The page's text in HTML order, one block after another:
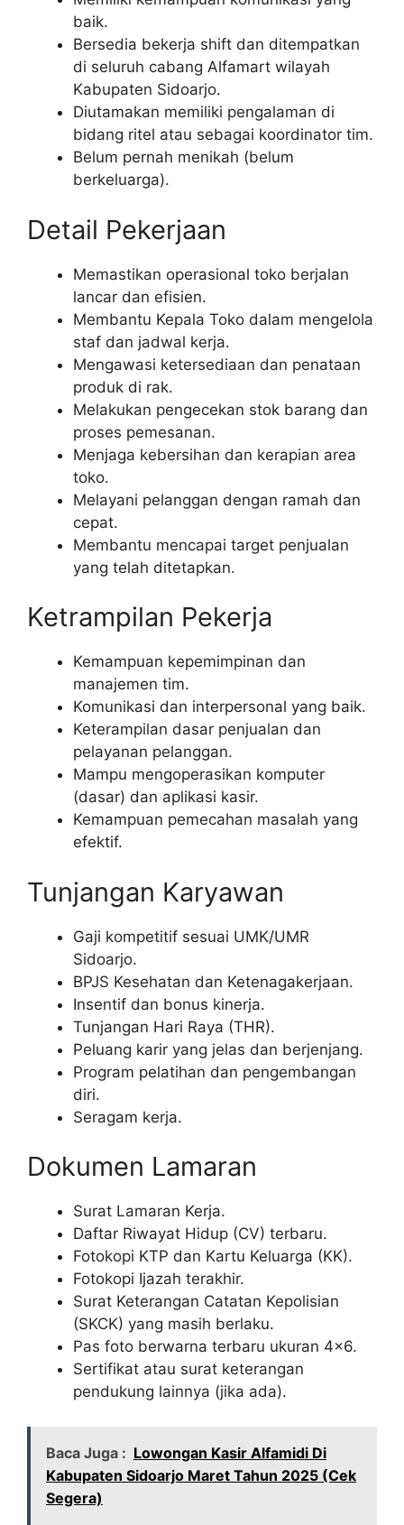
baik.
Bersedia bekerja shift dan ditempatkan
di seluruh cabang Alfamart wilayah
Kabupaten Sidoarjo.
Diutamakan memiliki pengalaman di
bidang ritel atau sebagai koordinator tim.
Belum pernah menikah (belum
berkeluarga).
Detail Pekerjaan
Memastikan operasional toko berjalan
lancar dan efisien.
Membantu Kepala Toko dalam mengelola
staf dan jadwal kerja.
Mengawasi ketersediaan dan penataan
produk di rak.
Melakukan pengecekan stok barang dan
proses pemesanan.
Menjaga kebersihan dan kerapian area
toko.
Melayani pelanggan dengan ramah dan
cepat.
Membantu mencapai target penjualan
yang telah ditetapkan.
Ketrampilan Pekerja
Kemampuan kepemimpinan dan
manajemen tim.
Komunikasi dan interpersonal yang baik.
Keterampilan dasar penjualan dan
pelayanan pelanggan.
Mampu mengoperasikan komputer
(dasar) dan aplikasi kasir.
Kemampuan pemecahan masalah yang
efektif.
Tunjangan Karyawan
Gaji kompetitif sesuai UMK/UMR
Sidoarjo.
BPJS Kesehatan dan Ketenagakerjaan.
Insentif dan bonus kinerja.
Tunjangan Hari Raya (THR).
Peluang karir yang jelas dan berjenjang.
Program pelatihan dan pengembangan
diri.
Seragam kerja.
Dokumen Lamaran
Surat Lamaran Kerja.
Daftar Riwayat Hidup (CV) terbaru.
Fotokopi KTP dan Kartu Keluarga (KK).
Fotokopi Ijazah terakhir.
Surat Keterangan Catatan Kepolisian
(SKCK) yang masih berlaku.
Pas foto berwarna terbaru ukuran 4×6.
Sertifikat atau surat keterangan
pendukung lainnya (jika ada).
Baca Juga : Lowongan Kasir Alfamidi Di
Kabupaten Sidoarjo Maret Tahun 2025 (Cek
Segera)